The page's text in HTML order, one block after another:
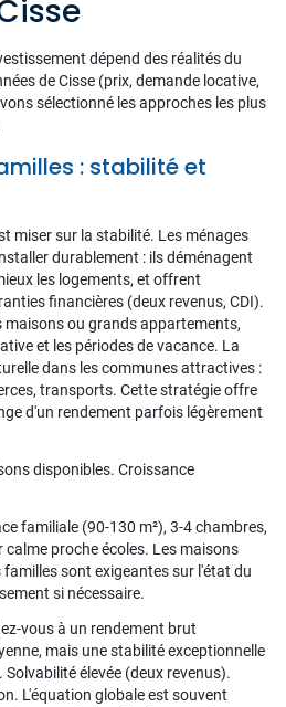
dépend des réalités du
de Cisse (prix, demande locative,
sélectionné les approches les plus
: stabilité et
miser sur la stabilité. Les ménages
durablement : ils déménagent
les logements, et offrent
financières (deux revenus, CDI).
maisons ou grands appartements,
et les périodes de vacance. La
dans les communes attractives :
transports. Cette stratégie offre
d'un rendement parfois légèrement
disponibles. Croissance
familiale (90-130 m²), 3-4 chambres,
proche écoles. Les maisons
sont exigeantes sur l'état du
si nécessaire.
vous à un rendement brut
mais une stabilité exceptionnelle
élevée (deux revenus).
L'équation globale est souvent